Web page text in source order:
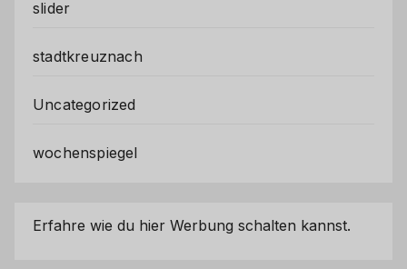
slider
stadtkreuznach
Uncategorized
wochenspiegel
Erfahre wie du hier Werbung schalten kannst.